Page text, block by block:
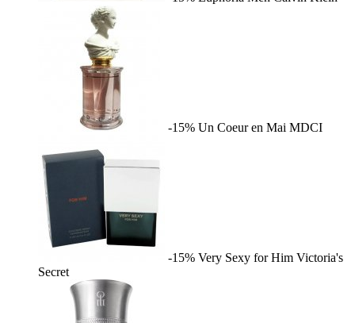
-15% Un Coeur en Mai MDCI
-15% Very Sexy for Him Victoria's
Secret